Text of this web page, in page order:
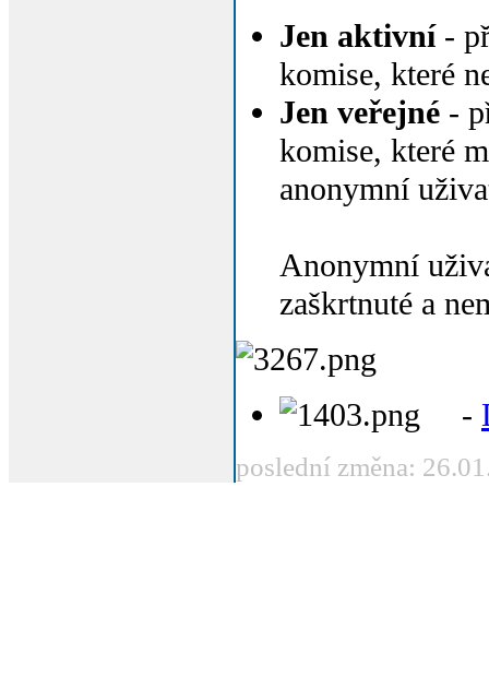
Jen aktivní-
komise, které
Jen veřejné -
komise, které
anonymní
Anonymní
zaškrtnuté a
-
poslední změna: